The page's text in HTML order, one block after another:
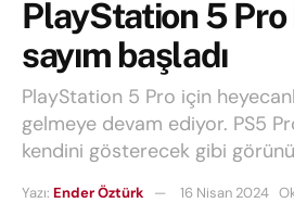
PlayStation 5 Pro
sayım başladı
PlayStation 5 Pro için
gelmeye devam ediyor. PS5
kendini gösterecek gibi
Yazı: Ender Öztürk 16 Nisan 2024